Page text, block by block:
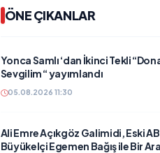
ÖNE ÇIKANLAR
Yonca Samlı ‘dan İkinci Tekli
Sevgilim “ yayımlandı
05.08.2026 11:30
Ali Emre Açıkgöz Galimidi, Eski AB
Büyükelçi Egemen Bağış ile Bir